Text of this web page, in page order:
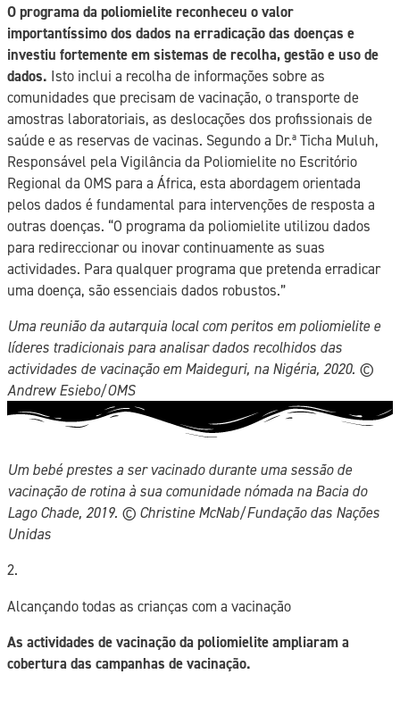
O programa da poliomielite reconheceu o valor
importantíssimo dos dados na erradicação das doenças e
investiu fortemente em sistemas de recolha, gestão e uso de
dados. Isto inclui a recolha de informações sobre as
comunidades que precisam de vacinação, o transporte de
amostras laboratoriais, as deslocações dos profissionais de
saúde e as reservas de vacinas. Segundo a Dr.ª Ticha Muluh,
Responsável pela Vigilância da Poliomielite no Escritório
Regional da OMS para a África, esta abordagem orientada
pelos dados é fundamental para intervenções de resposta a
outras doenças. “O programa da poliomielite utilizou dados
para redireccionar ou inovar continuamente as suas
actividades. Para qualquer programa que pretenda erradicar
uma doença, são essenciais dados robustos.”
Uma reunião da autarquia local com peritos em poliomielite e
líderes tradicionais para analisar dados recolhidos das
actividades de vacinação em Maideguri, na Nigéria, 2020. ©️
Andrew Esiebo/OMS
Um bebé prestes a ser vacinado durante uma sessão de
vacinação de rotina à sua comunidade nómada na Bacia do
Lago Chade, 2019. ©️ Christine McNab/Fundação das Nações
Unidas
2.
Alcançando todas as crianças com a vacinação
As actividades de vacinação da poliomielite ampliaram a
cobertura das campanhas de vacinação.